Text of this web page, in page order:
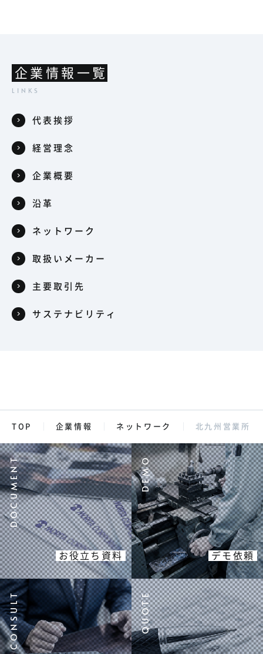
企業情報一覧
代表挨拶
経営理念
企業概要
沿革
ネットワーク
取扱いメーカー
主要取引先
サステナビリティ
TOP 企業情報 ネットワーク 北九州営業所
お役立ち資料 デモ依頼